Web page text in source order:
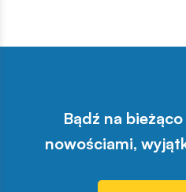
Bądź na
nowościami,